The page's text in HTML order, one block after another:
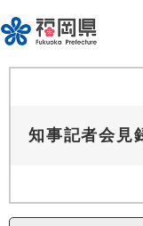
ー
ジ
の
知事記者会見